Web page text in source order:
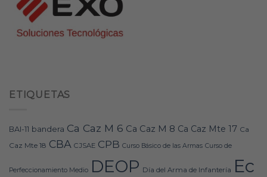
ETIQUETAS
BAI-11 bandera Ca Caz M 6 Ca Caz M 8 Ca Caz Mte 17 Ca
Caz Mte 18 CBA CJSAE CPB Curso Básico de las Armas Curso de
Perfeccionamiento Medio DEOP Día del Arma de Infantería Ec